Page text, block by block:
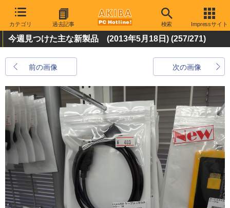
カテゴリ 過去記事 検索 Impressサイト
今週見つけた主な新製品 (2013年5月18日) (257/271)
前の画像 次の画像